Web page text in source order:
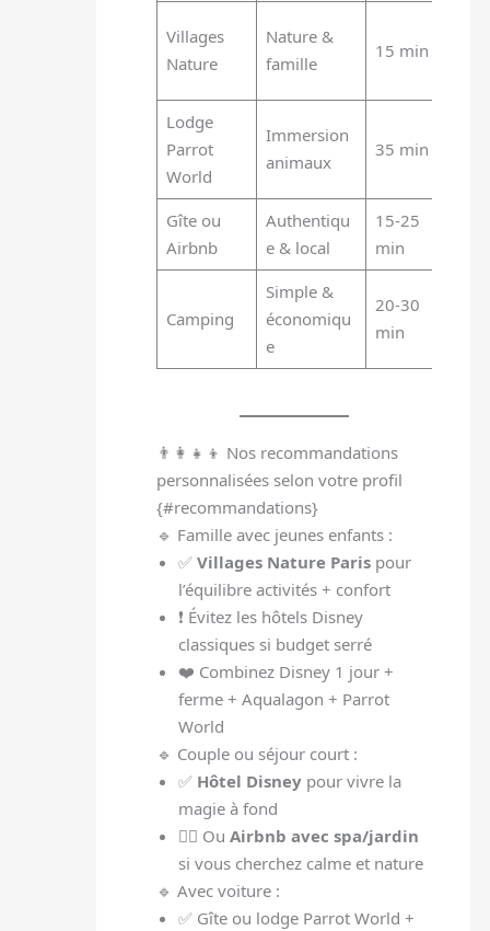
Villages
Nature
Nature &
famille
15 min
Lodge
Parrot
World
Immersion
animaux
35 min
Gîte ou
Airbnb
Authentiqu
e & local
15-25
min
Camping
Simple &
économiqu
e
20-30
min
👨‍👩‍👧‍👦 Nos recommandations
personnalisées selon votre profil
{#recommandations}
🔹 Famille avec jeunes enfants :
✅Villages Nature Paris pour
l’équilibre activités + confort
❗ Évitez les hôtels Disney
classiques si budget serré
❤️ Combinez Disney 1 jour +
ferme + Aqualagon + Parrot
World
🔹 Couple ou séjour court :
✅ Hôtel Disney pour vivre la
magie à fond
🧘‍♀️ OuAirbnb avec spa/jardin
si vous cherchez calme et nature
🔹 Avec voiture :
✅ Gîte ou lodge Parrot World +